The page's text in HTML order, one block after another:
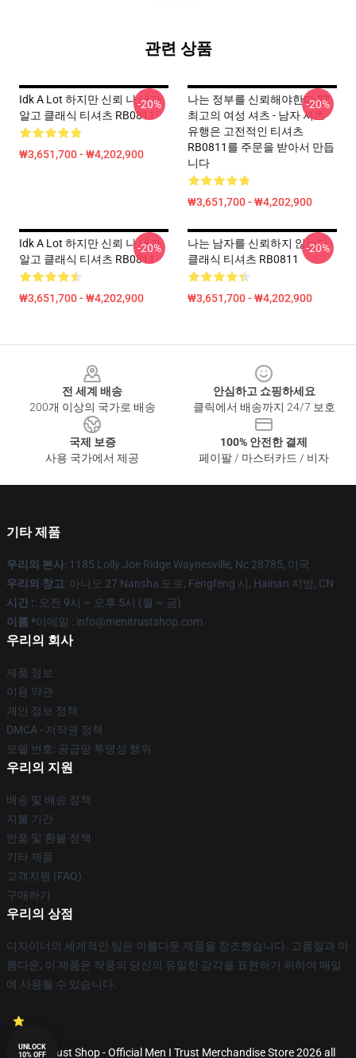
관련 상품
Idk A Lot 하지만 신뢰 나 내가
알고 클래식 티셔츠 RB0811
₩3,651,700 - ₩4,202,900
-20%
나는 정부를 신뢰해야한다 32
최고의 여성 셔츠 - 남자 셔츠
유행은 고전적인 티셔츠
RB0811를 주문을 받아서 만듭
니다
₩3,651,700 - ₩4,202,900
-20%
Idk A Lot 하지만 신뢰 나 내가
알고 클래식 티셔츠 RB0811
₩3,651,700 - ₩4,202,900
-20%
나는 남자를 신뢰하지 않는다
클래식 티셔츠 RB0811
₩3,651,700 - ₩4,202,900
-20%
전 세계 배송
200개 이상의 국가로 배송
안심하고 쇼핑하세요
클릭에서 배송까지 24/7 보호
국제 보증
사용 국가에서 제공
100% 안전한 결제
페이팔 / 마스터카드 / 비자
기타 제품
우리의 본사: 1185 Lolly Joe Ridge Waynesville, Nc 28785, 미국
우리의 창고: 아니오 27 Nansha 도로, Fengfeng 시, Hainan 지방, CN
시간 :: 오전 9시 ~ 오후 5시 (월 ~ 금)
이름 *이메일 : info@menitrustshop.com
우리의 회사
제품 정보
이용 약관
개인 정보 정책
DMCA - 저작권 정책
모델 번호: 공급망 투명성 행위
우리의 지원
배송 및 배송 정책
지불 기간
반품 및 환불 정책
기타 제품
고객지원 (FAQ)
구매하기
우리의 상점
디자이너의 세계적인 팀은 아름다운 제품을 창조했습니다. 고품질과 아
름다운, 이 제품은 작풍의 당신의 유일한 감각을 표현하기 위하여 매일
에 사용될 수 있습니다.
© Men I Trust Shop - Official Men I Trust Merchandise Store 2026 all
UNLOCK
10% OFF